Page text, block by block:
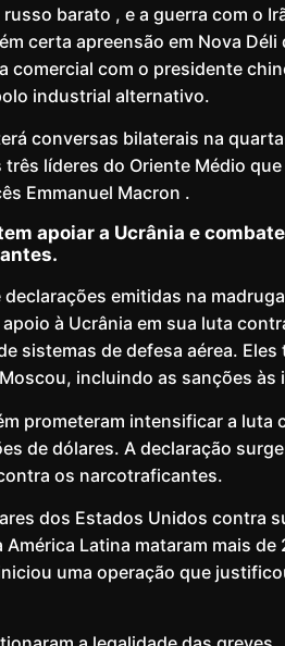
barato , e a guerra com o
certa apreensão em Nova
comercial com o presidente
industrial alternativo.
conversas bilaterais na
três líderes do Oriente Médio
Emmanuel Macron .
apoiar a Ucrânia e
declarações emitidas na
à Ucrânia em sua luta
sistemas de defesa aérea.
incluindo as sanções
prometeram intensificar a
de dólares. A declaração
os narcotraficantes.
dos Estados Unidos contra
Latina mataram mais
uma operação que